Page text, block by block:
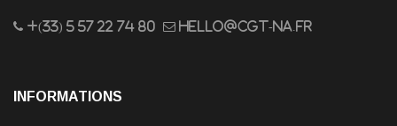
+(33) 5 57 22 74 80 hello@cgt-na.fr
INFORMATIONS